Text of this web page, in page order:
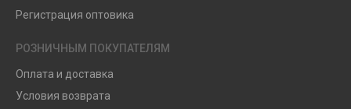
Регистрация оптовика
РОЗНИЧНЫМ ПОКУПАТЕЛЯМ
Оплата и доставка
Условия возврата